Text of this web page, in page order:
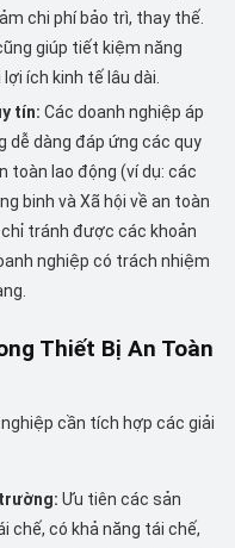
chi phí bảo trì, thay thế.
giúp tiết kiệm năng
ích kinh tế lâu dài.
tín: Các doanh nghiệp áp
dễ dàng đáp ứng các quy
toàn lao động (ví dụ: các
binh và Xã hội về an toàn
tránh được các khoản
nghiệp có trách nhiệm
Thiết Bị An Toàn
cần tích hợp các giải
Ưu tiên các sản
có khả năng tái chế,